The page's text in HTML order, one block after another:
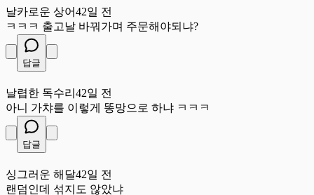
날카로운 상어42일 전
ㅋㅋㅋ 출고날 바꿔가며 주문해야되냐?
답글
날렵한 독수리 42일 전
아니 가챠를 이렇게 똥망으로 하냐 ㅋㅋㅋ
답글
싱그러운 해달42일 전
랜덤인데 섞지도 않았냐